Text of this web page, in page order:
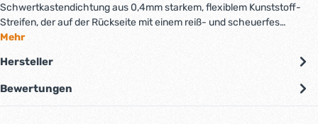
Schwertkastendichtung aus 0,4mm starkem, flexiblem Kunststoff-
Streifen, der auf der Rückseite mit einem reiß- und scheuerfes…
Mehr
Hersteller
Bewertungen